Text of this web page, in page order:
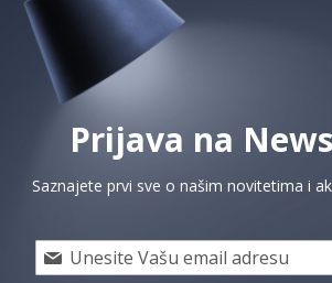
Prijava na
Saznajete prvi sve o našim novitetima i
Prijavi
se